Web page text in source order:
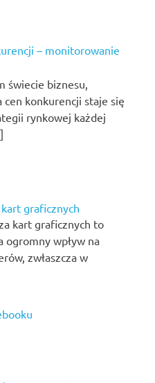
– monitorowanie
świecie biznesu,
konkurencji staje się
rynkowej każdej
kart graficznych
kart graficznych to
wpływ na
zwłaszcza w